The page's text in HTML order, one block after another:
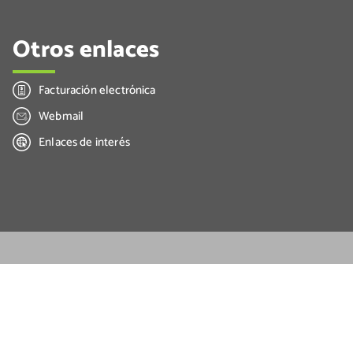
Otros enlaces
Facturación electrónica
Webmail
Enlaces de interés